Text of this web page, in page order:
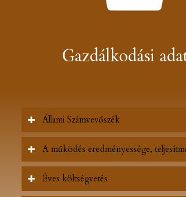
Gazdálkodási
Állami Számvevőszék
A működés eredményessége,
Éves költségvetés